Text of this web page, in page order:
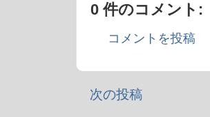
0 件のコメント:
コメントを投稿
次の投稿